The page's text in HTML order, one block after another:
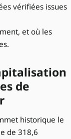
vérifiées issues
et où les
de
historique le
de 318,6